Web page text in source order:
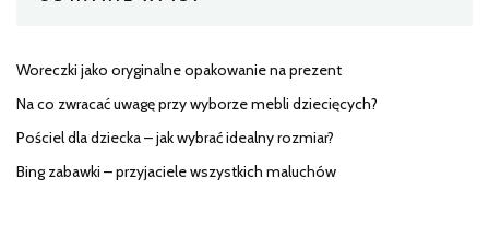
Woreczki jako oryginalne opakowanie na prezent
Na co zwracać uwagę przy wyborze mebli dziecięcych?
Pościel dla dziecka – jak wybrać idealny rozmiar?
Bing zabawki – przyjaciele wszystkich maluchów